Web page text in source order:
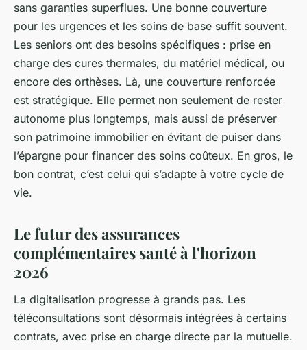
sans garanties superflues. Une bonne couverture
pour les urgences et les soins de base suffit souvent.
Les seniors ont des besoins spécifiques : prise en
charge des cures thermales, du matériel médical, ou
encore des orthèses. Là, une couverture renforcée
est stratégique. Elle permet non seulement de rester
autonome plus longtemps, mais aussi de préserver
son patrimoine immobilier en évitant de puiser dans
l’épargne pour financer des soins coûteux. En gros, le
bon contrat, c’est celui qui s’adapte à votre cycle de
vie.
Le futur des assurances
complémentaires santé à l'horizon
2026
La digitalisation progresse à grands pas. Les
téléconsultations sont désormais intégrées à certains
contrats, avec prise en charge directe par la mutuelle.